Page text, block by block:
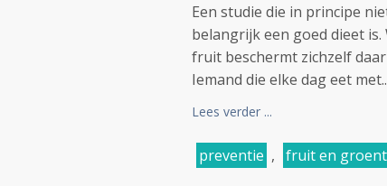
Een studie die in principe
belangrijk een goed dieet
fruit beschermt zichzelf
Iemand die elke dag eet
Lees verder ...
preventie , fruit en